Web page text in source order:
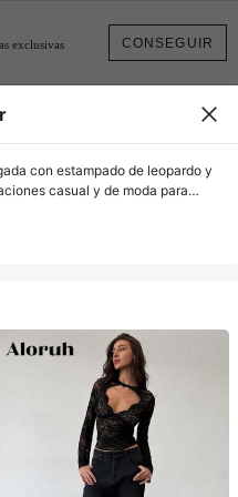
CONSEGUIR
exclusivas
con estampado de leopardo y
casual y de moda para